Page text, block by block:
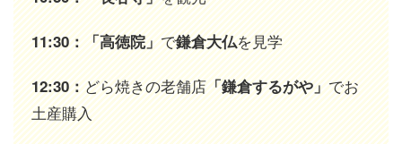
11:30：「高徳院」で鎌倉大仏を見学
12:30：どら焼きの老舗店「鎌倉するがや」でお
土産購入